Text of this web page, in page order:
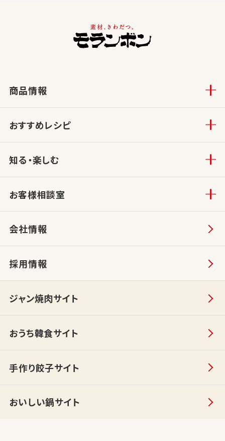
商品情報
おすすめレシピ
知る・楽しむ
お客様相談室
会社情報
採用情報
ジャン焼肉サイト
おうち韓食サイト
手作り餃子サイト
おいしい鍋サイト